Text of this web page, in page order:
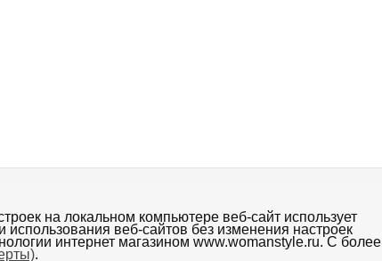
на локальном компьютере веб-сайт использует
веб-сайтов без изменения настроек
интернет магазином www.womanstyle.ru. С более
.
браузера